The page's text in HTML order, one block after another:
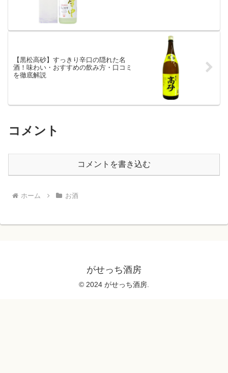
【黒松高砂】すっきり辛口の隠れた名
酒！味わい・おすすめの飲み方・口コミ
を徹底解説
コメント
コメントを書き込む
ホーム お酒
がせっち酒房
© 2024 がせっち酒房.